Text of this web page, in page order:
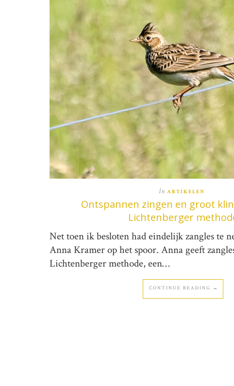
In ARTIKELEN
Ontspannen zingen en groot
Lichtenberger
Net toen ik besloten had eindelijk zangles te
Anna Kramer op het spoor. Anna geeft
Lichtenberger methode, een…
CONTINUE READING →